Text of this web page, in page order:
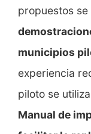
propuestos
municipios
experiencia
piloto se
Manual de